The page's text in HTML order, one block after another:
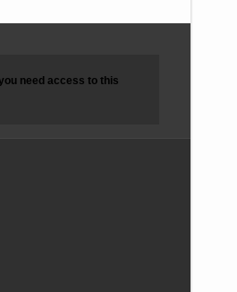
need access to this